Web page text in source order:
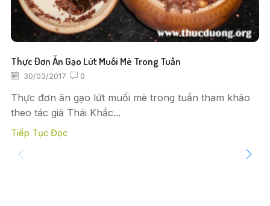
Thực Đơn Ăn Gạo Lứt Muối Mè Trong Tuần
30/03/2017 0
Thực đơn ăn gạo lứt muối mè trong tuần tham khảo
theo tác giả Thái Khắc...
Tiếp Tục Đọc